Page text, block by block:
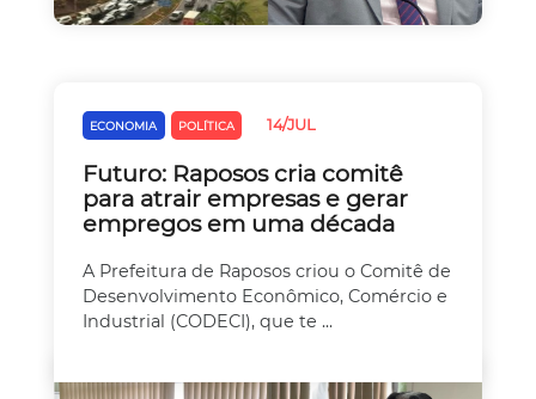
ECONOMIA POLÍTICA 14/JUL
Futuro: Raposos cria comitê
para atrair empresas e gerar
empregos em uma década
A Prefeitura de Raposos criou o Comitê de
Desenvolvimento Econômico, Comércio e
Industrial (CODECI), que te ...